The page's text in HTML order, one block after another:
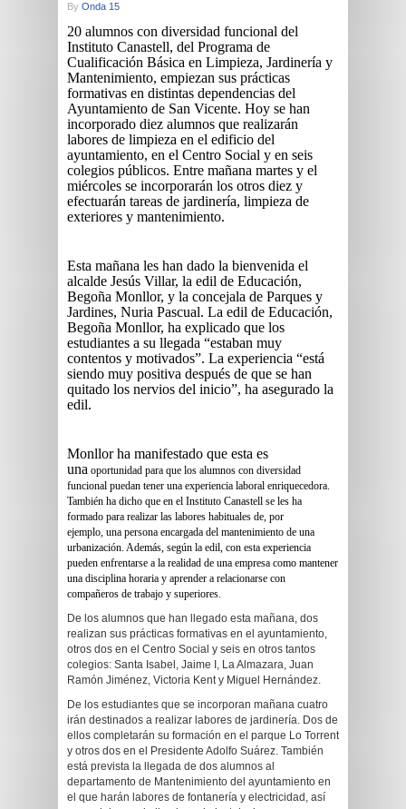
By Onda 15
20 alumnos con diversidad funcional del
Instituto Canastell, del Programa de
Cualificación Básica en Limpieza, Jardinería y
Mantenimiento, empiezan sus prácticas
formativas en distintas dependencias del
Ayuntamiento de San Vicente. Hoy se han
incorporado diez alumnos que realizarán
labores de limpieza en el edificio del
ayuntamiento, en el Centro Social y en seis
colegios públicos. Entre mañana martes y el
miércoles se incorporarán los otros diez y
efectuarán tareas de jardinería, limpieza de
exteriores y mantenimiento.
Esta mañana les han dado la bienvenida el
alcalde Jesús Villar, la edil de Educación,
Begoña Monllor, y la concejala de Parques y
Jardines, Nuria Pascual. La edil de Educación,
Begoña Monllor, ha explicado que los
estudiantes a su llegada “estaban muy
contentos y motivados”. La experiencia “está
siendo muy positiva después de que se han
quitado los nervios del inicio”, ha asegurado la
edil.
Monllor ha manifestado que esta es
una oportunidad para que los alumnos con diversidad
funcional puedan tener una experiencia laboral enriquecedora.
También ha dicho que en el Instituto Canastell se les ha
formado para realizar las labores habituales de, por
ejemplo, una persona encargada del mantenimiento de una
urbanización. Además, según la edil, con esta experiencia
pueden enfrentarse a la realidad de una empresa como mantener
una disciplina horaria y aprender a relacionarse con
compañeros de trabajo y superiores.
De los alumnos que han llegado esta mañana, dos
realizan sus prácticas formativas en el ayuntamiento,
otros dos en el Centro Social y seis en otros tantos
colegios: Santa Isabel, Jaime I, La Almazara, Juan
Ramón Jiménez, Victoria Kent y Miguel Hernández.
De los estudiantes que se incorporan mañana cuatro
irán destinados a realizar labores de jardinería. Dos de
ellos completarán su formación en el parque Lo Torrent
y otros dos en el Presidente Adolfo Suárez. También
está prevista la llegada de dos alumnos al
departamento de Mantenimiento del ayuntamiento en
el que harán labores de fontanería y electricidad, así